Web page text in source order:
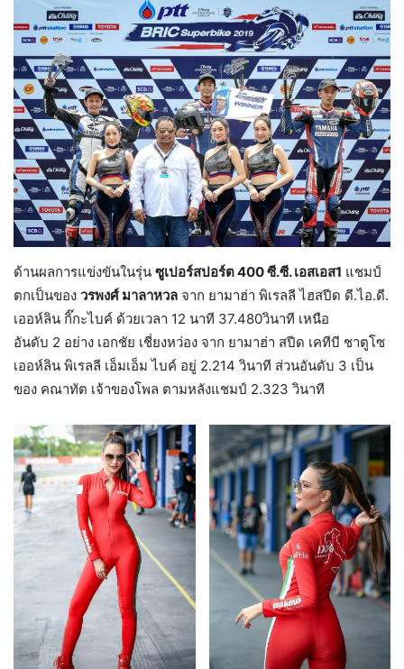
ด้านผลการแข่งขันในรุ่น ซูเปอร์สปอร์ต400ซี.ซี. เอสเอส1 แชมป์
ตกเป็นของ วรพงศ์ มาลาหวล จาก ยามาฮ่า พิเรลลี ไฮสปีด ดี.ไอ.ดี.
เออห์ลิน กิ๊กะไบค์ ด้วยเวลา 12 นาที 37.480วินาที เหนือ
อันดับ 2 อย่าง เอกชัย เชี่ยงหว่อง จาก ยามาฮ่า สปีด เคทีบี ชาตูโซ
เออห์ลิน พิเรลลี เอ็มเอ็ม ไบค์ อยู่ 2.214 วินาที ส่วนอันดับ 3 เป็น
ของ คณาทัต เจ้าของโพล ตามหลังแชมป์ 2.323 วินาที